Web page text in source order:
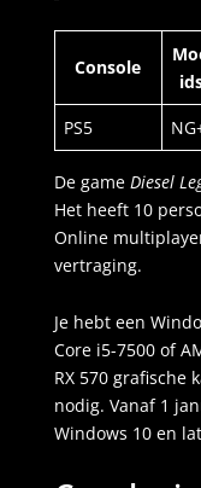
Console
PS5
De game Diesel
Het heeft 10
Online
vertraging.
Je hebt een
Core i5-7500 of
RX 570 grafische
nodig. Vanaf 1
Windows 10 en